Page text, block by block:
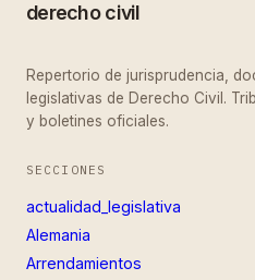
derecho civil
Repertorio de jurisprudencia,
legislativas de Derecho Civil.
y boletines oficiales.
SECCIONES
actualidad_legislativa
Alemania
Arrendamientos